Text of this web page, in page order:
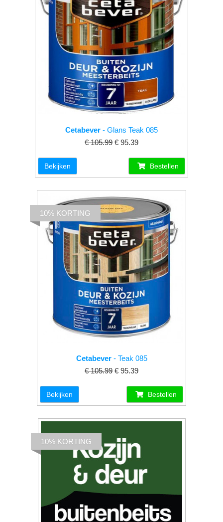
Cetabever - Glans Teak 085
€ 105.99 € 95.39
Bekijken Bestellen
Cetabever- Teak 085
€ 105.99 € 95.39
10% KORTING
Bekijken Bestellen
10% KORTING